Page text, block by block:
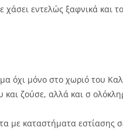
χάσει εντελώς ξαφνικά
όχι μόνο στο χωριό του
και ζούσε, αλλά και σ
με καταστήματα εστίασης